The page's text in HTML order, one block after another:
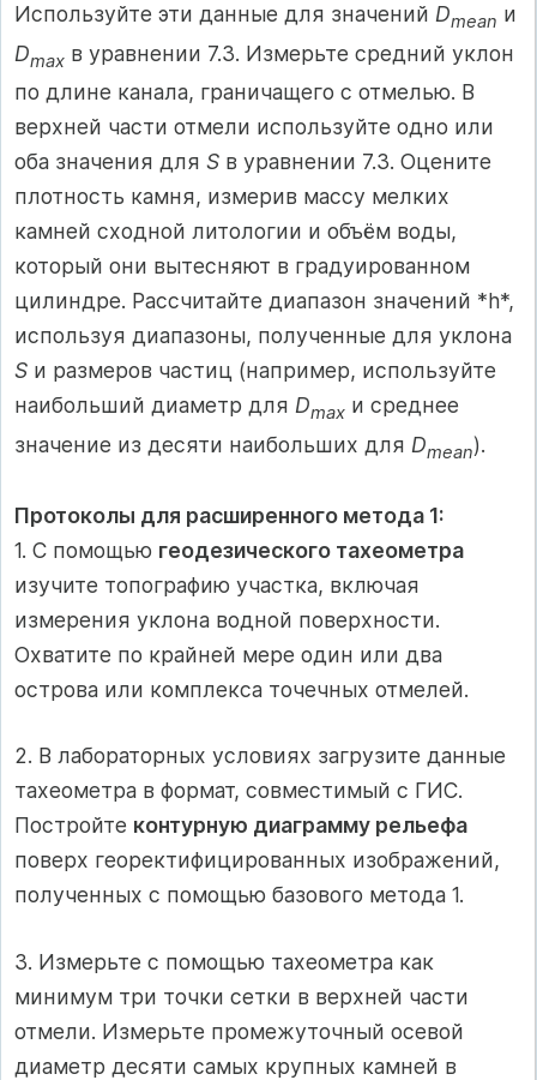
Используйте эти данные для значений Dmean и
Dmax в уравнении 7.3. Измерьте средний уклон
по длине канала, граничащего с отмелью. В
верхней части отмели используйте одно или
оба значения для S в уравнении 7.3. Оцените
плотность камня, измерив массу мелких
камней сходной литологии и объём воды,
который они вытесняют в градуированном
цилиндре. Рассчитайте диапазон значений *h*,
используя диапазоны, полученные для уклона
S и размеров частиц (например, используйте
наибольший диаметр для Dmax и среднее
значение из десяти наибольших для Dmean).
Протоколы для расширенного метода 1:
1. С помощью геодезического тахеометра
изучите топографию участка, включая
измерения уклона водной поверхности.
Охватите по крайней мере один или два
острова или комплекса точечных отмелей.
2. В лабораторных условиях загрузите данные
тахеометра в формат, совместимый с ГИС.
Постройте контурную диаграмму рельефа
поверх георектифицированных изображений,
полученных с помощью базового метода 1.
3. Измерьте с помощью тахеометра как
минимум три точки сетки в верхней части
отмели. Измерьте промежуточный осевой
диаметр десяти самых крупных камней в